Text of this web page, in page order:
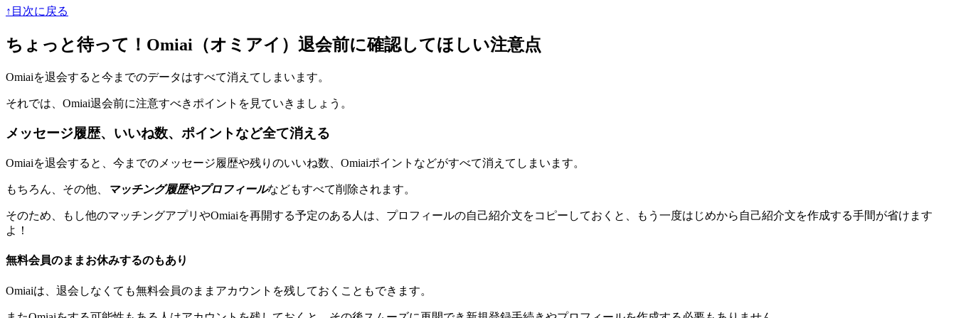
↑目次に戻る
ちょっと待って！Omiai（オミアイ）退会前に確認してほしい注意点
Omiaiを退会すると今までのデータはすべて消えてしまいます。
それでは、Omiai退会前に注意すべきポイントを見ていきましょう。
メッセージ履歴、いいね数、ポイントなど全て消える
Omiaiを退会すると、 今までのメッセージ履歴や残りのいいね数、Omiaiポイントなどがすべて消えてしまいます。
もちろん、その他、 マッチング履歴やプロフィールなどもすべて削除されます。
そのため、もし他のマッチングアプリやOmiaiを再開する予定のある人は、プロフィールの自己紹介文をコピーしておくと、もう一度はじめから自己紹介文を作成する手間が省けます
よ！
無料会員のままお休みするのもあり
Omiaiは、退会しなくても無料会員のままアカウントを残しておく こともできます。